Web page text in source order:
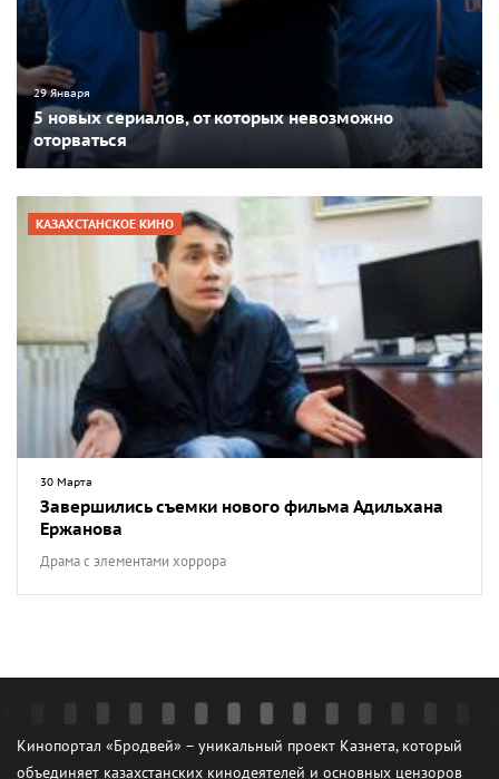
29 Января
5 новых сериалов, от которых невозможно
оторваться
КАЗАХСТАНСКОЕ КИНО
30 Марта
Завершились съемки нового фильма Адильхана
Ержанова
Драма с элементами хоррора
Кинопортал «Бродвей» – уникальный проект Казнета, который
объединяет казахстанских кинодеятелей и основных цензоров